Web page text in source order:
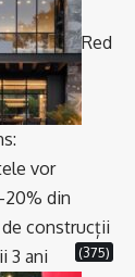
Red
vor
din
construcții
3 ani
(375)